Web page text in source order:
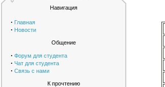
Навигация
· Главная
· Новости
Общение
· Форум для студента
· Чат для студента
· Связь с нами
К прочтению